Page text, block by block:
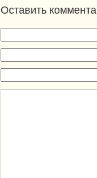
Оставить